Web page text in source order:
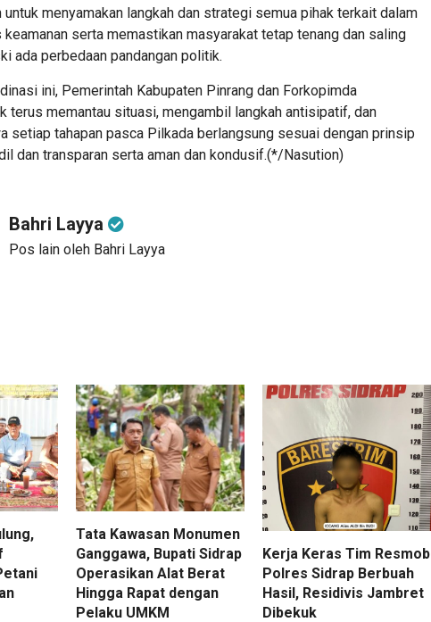
untuk menyamakan langkah dan strategi semua pihak terkait dalam
serta memastikan masyarakat tetap tenang dan saling
ada perbedaan pandangan politik.
ini, Pemerintah Kabupaten Pinrang dan Forkopimda
terus memantau situasi, mengambil langkah antisipatif, dan
setiap tahapan pasca Pilkada berlangsung sesuai dengan prinsip
dan transparan serta aman dan kondusif.(*/Nasution)
Bahri Layya
Pos lain oleh Bahri Layya
Tata Kawasan Monumen
Ganggawa, Bupati Sidrap
Operasikan Alat Berat
Hingga Rapat dengan
Pelaku UMKM
Kerja Keras Tim Resmob
Polres Sidrap Berbuah
Hasil, Residivis Jambret
Dibekuk